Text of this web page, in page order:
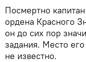
Посмертно
ордена Красного
он до сих пор
задания. Место
не известно.